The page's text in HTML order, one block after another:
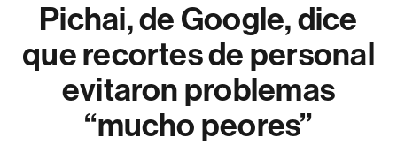
Pichai, de Google, dice
que recortes de personal
evitaron problemas
“mucho peores”